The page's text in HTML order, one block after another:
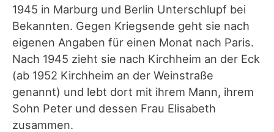
1945 in Marburg und Berlin Unterschlupf bei
Bekannten. Gegen Kriegsende geht sie nach
eigenen Angaben für einen Monat nach Paris.
Nach 1945 zieht sie nach Kirchheim an der Eck
(ab 1952 Kirchheim an der Weinstraße
genannt) und lebt dort mit ihrem Mann, ihrem
Sohn Peter und dessen Frau Elisabeth
zusammen.